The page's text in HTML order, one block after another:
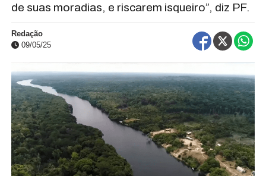
de suas moradias, e riscarem isqueiro”, diz PF.
Redação
09/05/25